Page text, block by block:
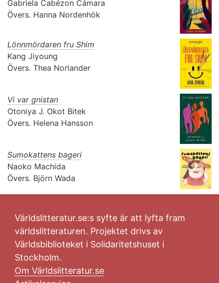
Gabriela Cabézon Cámara
Övers. Hanna Nordenhök
Lönnmördaren fru Shim
Kang Jiyoung
Övers. Thea Norlander
Vi var gnistan
Otoniya J. Okot Bitek
Övers. Helena Hansson
Sumokattens bageri
Naoko Machida
Övers. Björn Wada
Världslitteratur.se:s syfte är att lyfta fram
världslitteraturen. Projektet drivs av
Världsbiblioteket i Solidaritetshuset i
Stockholm.
Om Världslitteratur.se